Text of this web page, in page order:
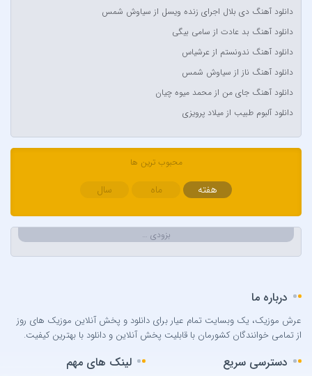
Bilal Sonses & Deniz Toprak
Burak Buluk & Zara & Kurtuluş Kuş
Can Bonomo
Cenk Türk
Cinare Melikzade
دانلود آهنگ دی بلال اجرای زنده ویسل از سیاوش شمس
دانلود آهنگ بد عادت از سامی بیگی
دانلود آهنگ ندونستم از عرشیاس
دانلود آهنگ ناز از سیاوش شمس
دانلود آهنگ جای من از محمد میوه چیان
دانلود آلبوم طبیب از میلاد پرویزی
محبوب ترین ها
هفته ماه سال
بزودی …
درباره ما
عرش موزیک، یک وبسایت تمام عیار برای دانلود و پخش آنلاین موزیک های روز
از تمامی خوانندگان کشورمان با قابلیت پخش آنلاین و دانلود با بهترین کیفیت.
دسترسی سریع لینک های مهم